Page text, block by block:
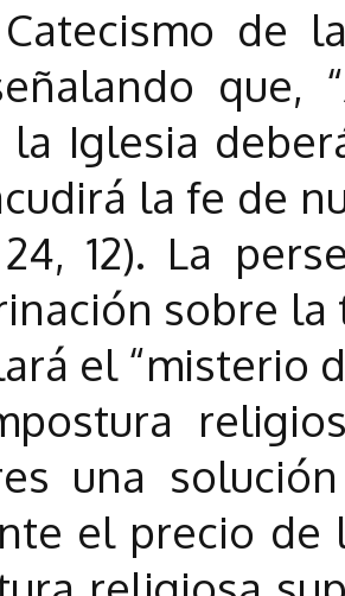
de
que,
la Iglesia
la fe de
12). La
sobre
el “misterio
una
el precio de